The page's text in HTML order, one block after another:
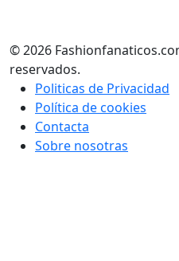
© 2026
reservados.
Politicas de Privacidad
Política de cookies
Contacta
Sobre nosotras